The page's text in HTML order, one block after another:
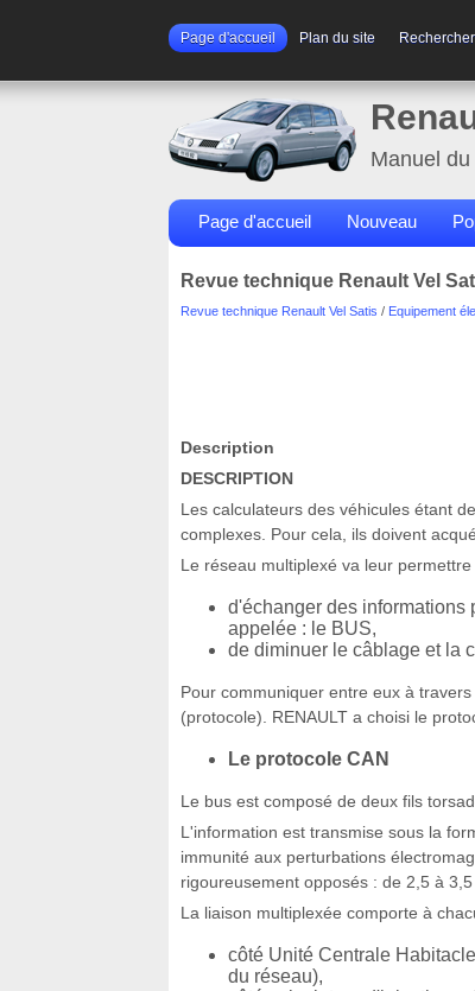
Page d'accueil Plan du site Rechercher
Manuel
Page d'accueil Nouveau
Revue technique Renault Vel
Revue technique Renault Vel Satis / Equipement
Description
DESCRIPTION
Les calculateurs des véhicules étant
complexes. Pour cela, ils doivent
Le réseau multiplexé va leur permettre
d'échanger des informations
appelée : le BUS,
de diminuer le câblage et la
Pour communiquer entre eux à
(protocole). RENAULT a choisi le
Le protocole CAN
Le bus est composé de deux fils
L'information est transmise sous la
immunité aux perturbations
rigoureusement opposés : de 2,5 à
La liaison multiplexée comporte à
côté Unité Centrale
du réseau),